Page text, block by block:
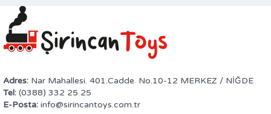
Adres: Nar Mahallesi. 401.Cadde. No.10-12 MERKEZ / NİĞDE
Tel: (0388) 332 25 25
E-Posta: info@sirincantoys.com.tr